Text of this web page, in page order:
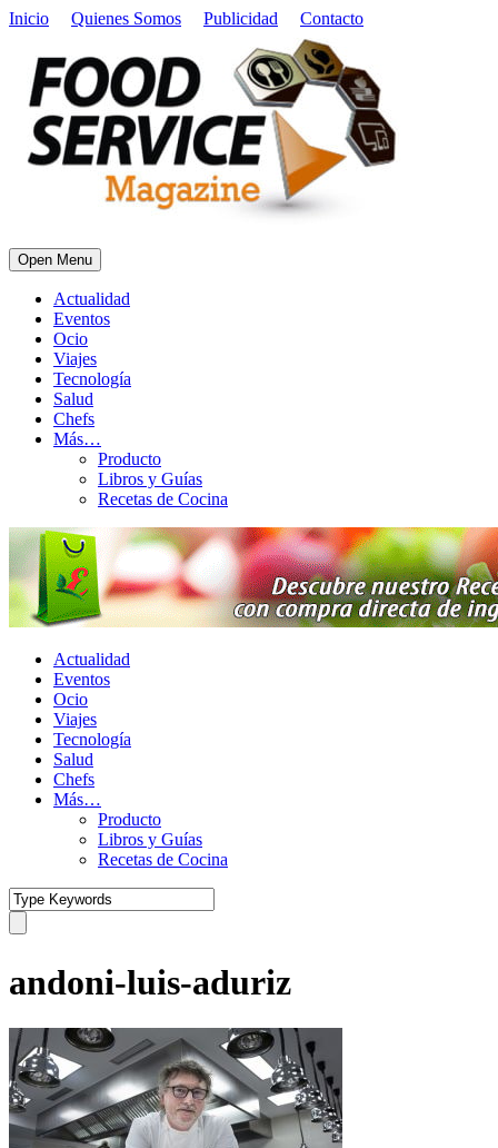
Inicio Quienes Somos Publicidad Contacto
Open Menu
Actualidad
Eventos
Ocio
Viajes
Tecnología
Salud
Chefs
Más…
Producto
Libros y Guías
Recetas de Cocina
Actualidad
Eventos
Ocio
Viajes
Tecnología
Salud
Chefs
Más…
Producto
Libros y Guías
Recetas de Cocina
andoni-luis-aduriz